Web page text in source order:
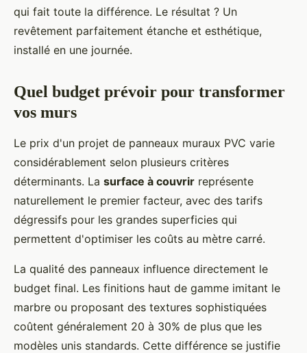
qui fait toute la différence. Le résultat ? Un
revêtement parfaitement étanche et esthétique,
installé en une journée.
Quel budget prévoir pour transformer
vos murs
Le prix d'un projet de panneaux muraux PVC varie
considérablement selon plusieurs critères
déterminants. La surface à couvrir représente
naturellement le premier facteur, avec des tarifs
dégressifs pour les grandes superficies qui
permettent d'optimiser les coûts au mètre carré.
La qualité des panneaux influence directement le
budget final. Les finitions haut de gamme imitant le
marbre ou proposant des textures sophistiquées
coûtent généralement 20 à 30% de plus que les
modèles unis standards. Cette différence se justifie